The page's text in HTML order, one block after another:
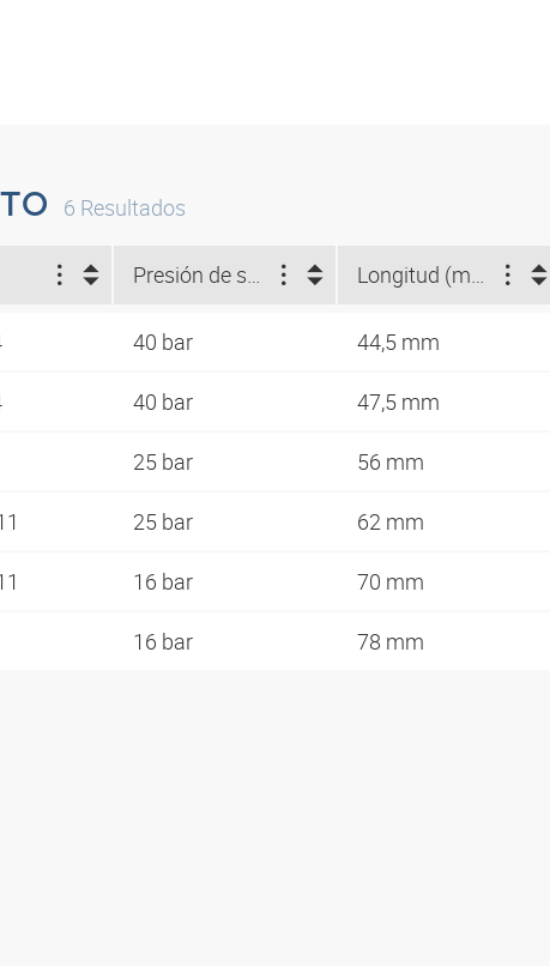
6 Resultados
Presión de servicio máx. (bar) Longitud (mm)
40 bar 44,5 mm
40 bar 47,5 mm
25 bar 56 mm
25 bar 62 mm
16 bar 70 mm
16 bar 78 mm